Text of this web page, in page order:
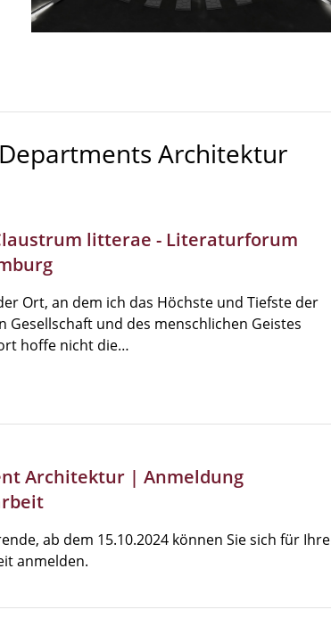
Architektur
litterae - Literaturforum
Ort, an dem ich das Höchste und Tiefste der
Gesellschaft und des menschlichen Geistes
hoffe nicht die…
Architektur | Anmeldung
ab dem 15.10.2024 können Sie sich für Ihre
anmelden.